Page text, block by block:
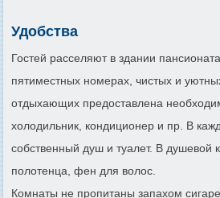
Удобства
Гостей расселяют в здании
пятиместных номерах, чистых и
отдыхающих предоставлена
холодильник, кондиционер и пр. В
собственный душ и туалет. В душевой
полотенца, фен для волос.
Комнаты не пропитаны запахом